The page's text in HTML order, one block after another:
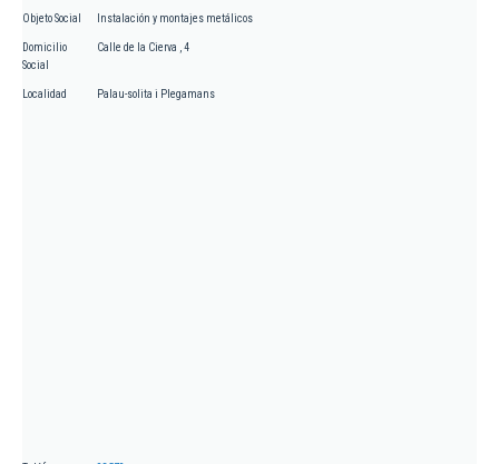
Objeto Social Instalación y montajes metálicos
Domicilio
Social
Calle de la Cierva , 4
Localidad Palau-solita i Plegamans